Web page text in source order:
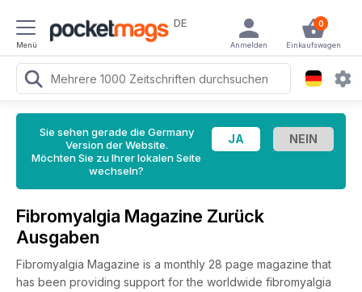
Menü
DE 0
Einkaufswagen
Anmelden
Sie sehen gerade die Germany
Version der Website.
Möchten Sie zu Ihrer lokalen Seite
wechseln?
Fibromyalgia Magazine Zurück
Ausgaben
Fibromyalgia Magazine is a monthly 28 page magazine that
has been providing support for the worldwide fibromyalgia